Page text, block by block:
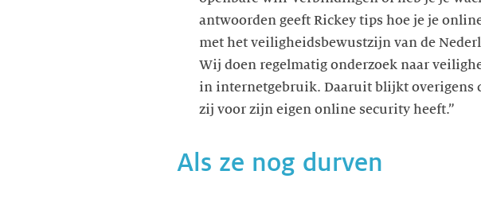
antwoorden geeft Rickey tips hoe je je
met het veiligheidsbewustzijn van de
Wij doen regelmatig onderzoek naar
in internetgebruik. Daaruit blijkt overigens
zij voor zijn eigen online security heeft.”
Als ze nog durven